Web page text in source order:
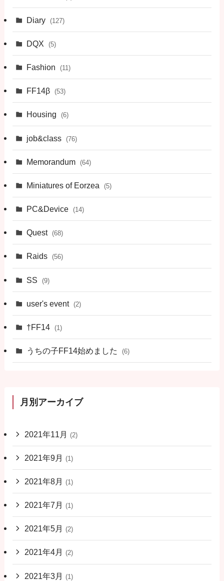
Diary (127)
DQX (5)
Fashion (11)
FF14β (53)
Housing (6)
job&class (76)
Memorandum (64)
Miniatures of Eorzea (5)
PC&Device (14)
Quest (68)
Raids (56)
SS (9)
user's event (2)
†FF14 (1)
うちの子FF14始めました (6)
月別アーカイブ
2021年11月 (2)
2021年9月 (1)
2021年8月 (1)
2021年7月 (1)
2021年5月 (2)
2021年4月 (2)
2021年3月 (1)